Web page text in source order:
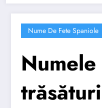
Nume De Fete Spaniole